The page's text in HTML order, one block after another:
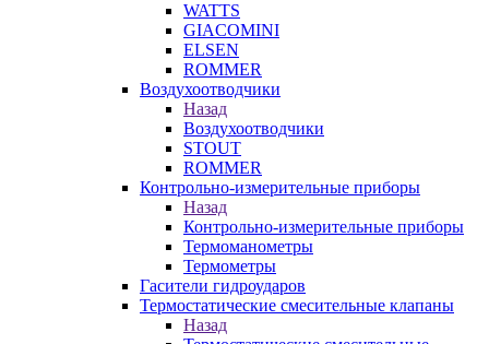
WATTS
GIACOMINI
ELSEN
ROMMER
Воздухоотводчики
Назад
Воздухоотводчики
STOUT
ROMMER
Контрольно-измерительные приборы
Назад
Контрольно-измерительные приборы
Термоманометры
Термометры
Гасители гидроударов
Термостатические смесительные клапаны
Назад